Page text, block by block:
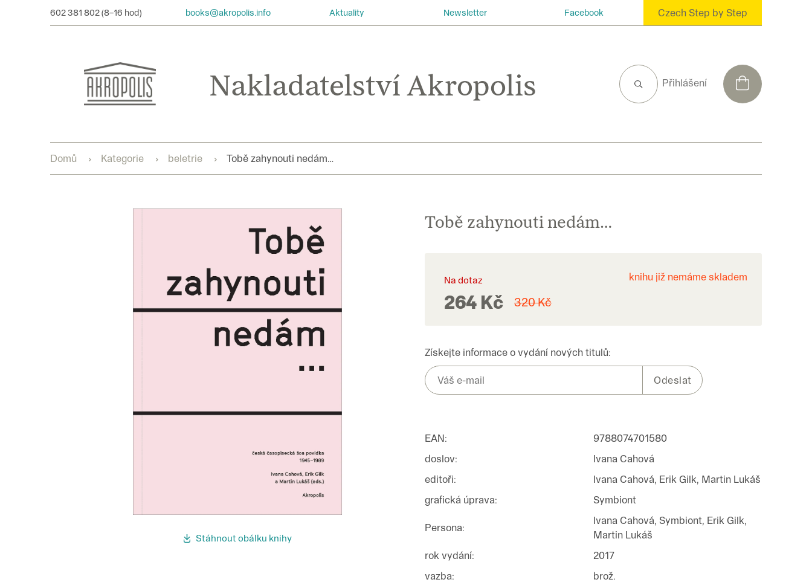
602 381 802 books@akropolis.info Aktuality Newsletter Facebook Czech Step by Step
Přihlášení
KOŠÍK
Domů Kategorie beletrie Tobě zahynouti nedám…
Stáhnout obálku knihy
Tobě zahynouti nedám…
Na dotaz
320 Kč
264 Kč
knihu již nemáme skladem
Získejte informace o vydání nových titulů:
EAN:
9788074701580
doslov:
Ivana Cahová
editoři:
Ivana Cahová, Erik Gilk, Martin Lukáš
grafická úprava: Symbiont
Persona:
Ivana Cahová, Symbiont, Erik Gilk,
Martin Lukáš
rok vydání:
2017
vazba:
brož.